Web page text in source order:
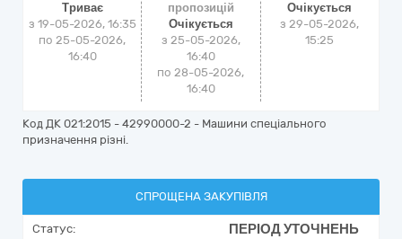
Триває
з 19-05-2026, 16:35
по 25-05-2026,
16:40
пропозицій
Очікується
з 25-05-2026,
16:40
по 28-05-2026,
16:40
Очікується
з29-05-2026,
15:25
Код ДК 021:2015 - 42990000-2 - Машини спеціального
призначення різні.
СПРОЩЕНА ЗАКУПІВЛЯ
Статус: ПЕРІОД УТОЧНЕНЬ